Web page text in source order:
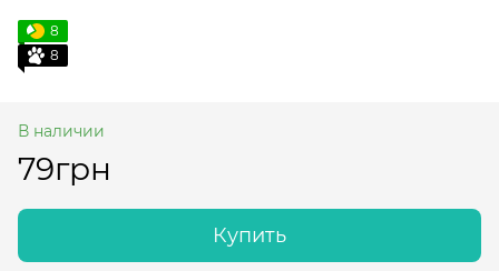
8
8
В наличии
79грн
Купить